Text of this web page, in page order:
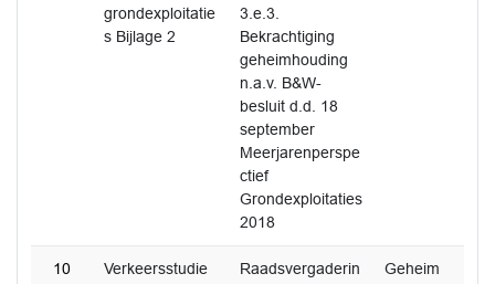
grondexploitatie
s Bijlage 2
3.e.3.
Bekrachtiging
geheimhouding
n.a.v. B&W-
besluit d.d. 18
september
Meerjarenperspe
ctief
Grondexploitaties
2018
10
Verkeersstudie
Raadsvergaderin
Geheim